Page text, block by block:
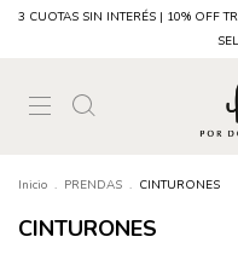
3 CUOTAS SIN INTERÉS | 10% OFF
Inicio . PRENDAS . CINTURONES
CINTURONES